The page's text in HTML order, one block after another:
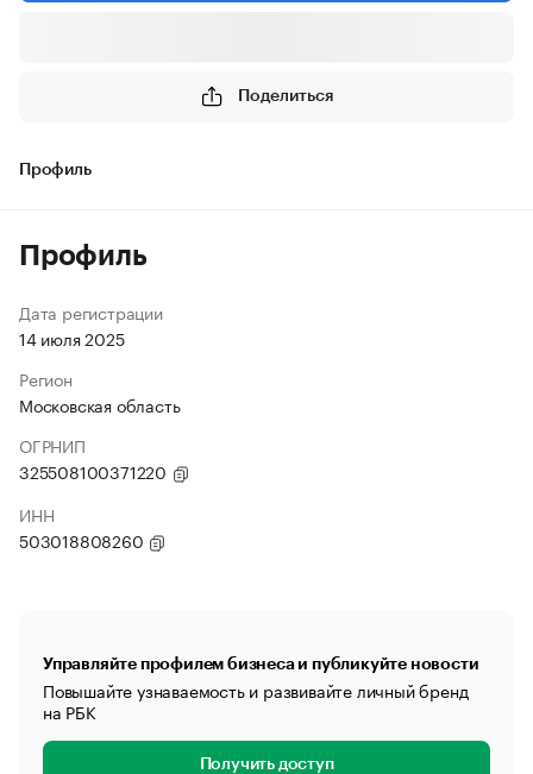
Поделиться
Профиль
Профиль
Дата регистрации
14 июля 2025
Регион
Московская область
ОГРНИП
325508100371220
ИНН
503018808260
Управляйте профилем бизнеса и публикуйте новости
Повышайте узнаваемость и развивайте личный бренд
на РБК
Получить доступ